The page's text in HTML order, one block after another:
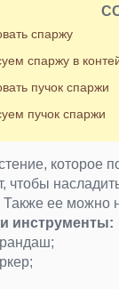
спаржу
спаржу в
пучок спаржи
пучок спаржи
которое
чтобы
ее можно
инструменты: